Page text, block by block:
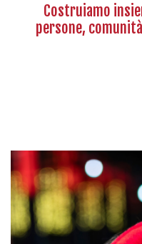
Costruiamo
persone,